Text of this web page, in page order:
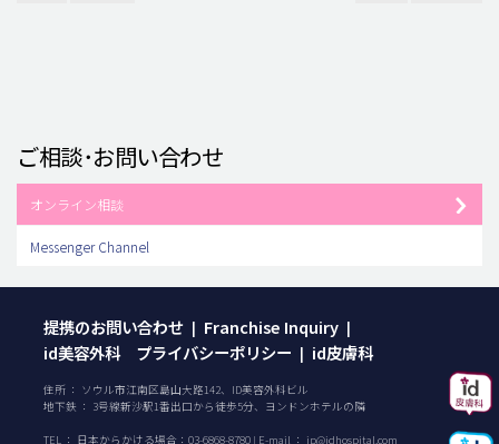
ご相談･お問い合わせ
オンライン相談
Messenger Channel
提携のお問い合わせ | Franchise Inquiry |
id美容外科 プライバシーポリシー | id皮膚科
住所 ： ソウル市江南区島山大路142、ID美容外科ビル
地下鉄 ： 3号線新沙駅1番出口から徒歩5分、ヨンドンホテルの隣
TEL ： 日本からかける場合： 03-6868-8780 | E-mail ： jp@idhospital.com